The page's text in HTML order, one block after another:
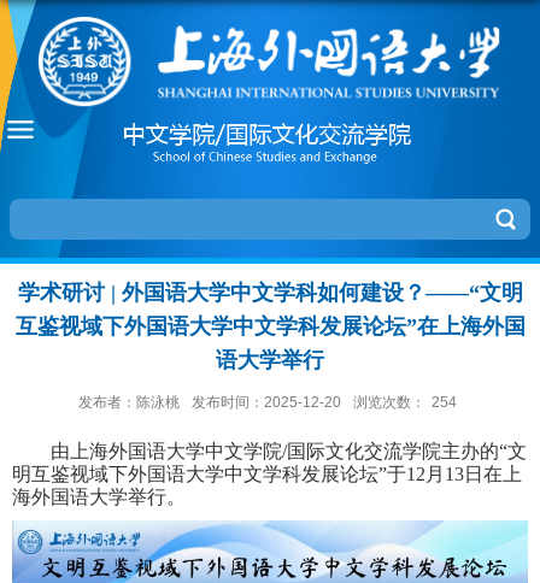
学术研讨 | 外国语大学中文学科如何建设？——“文明
互鉴视域下外国语大学中文学科发展论坛”在上海外国
语大学举行
发布者：陈泳桃 发布时间：2025-12-20 浏览次数： 254
由上海外国语大学中文学院/国际文化交流学院主办的“文
明互鉴视域下外国语大学中文学科发展论坛”于12 月 13日在上
海外国语大学举行。